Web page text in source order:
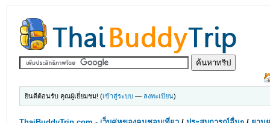
ยินดีต้อนรับ คุณผู้เยี่ยมชม! (เข้าสู่ระบบ — ลงทะเบียน)